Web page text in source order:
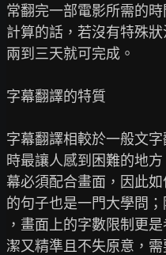
常翻完一部電影所需的
計算的話，若沒有特殊
兩到三天就可完成。
字幕翻譯的特質
字幕翻譯相較於一般文
時最讓人感到困難的地
幕必須配合畫面，因此
的句子也是一門大學問
，畫面上的字數限制更
潔又精準且不失原意，